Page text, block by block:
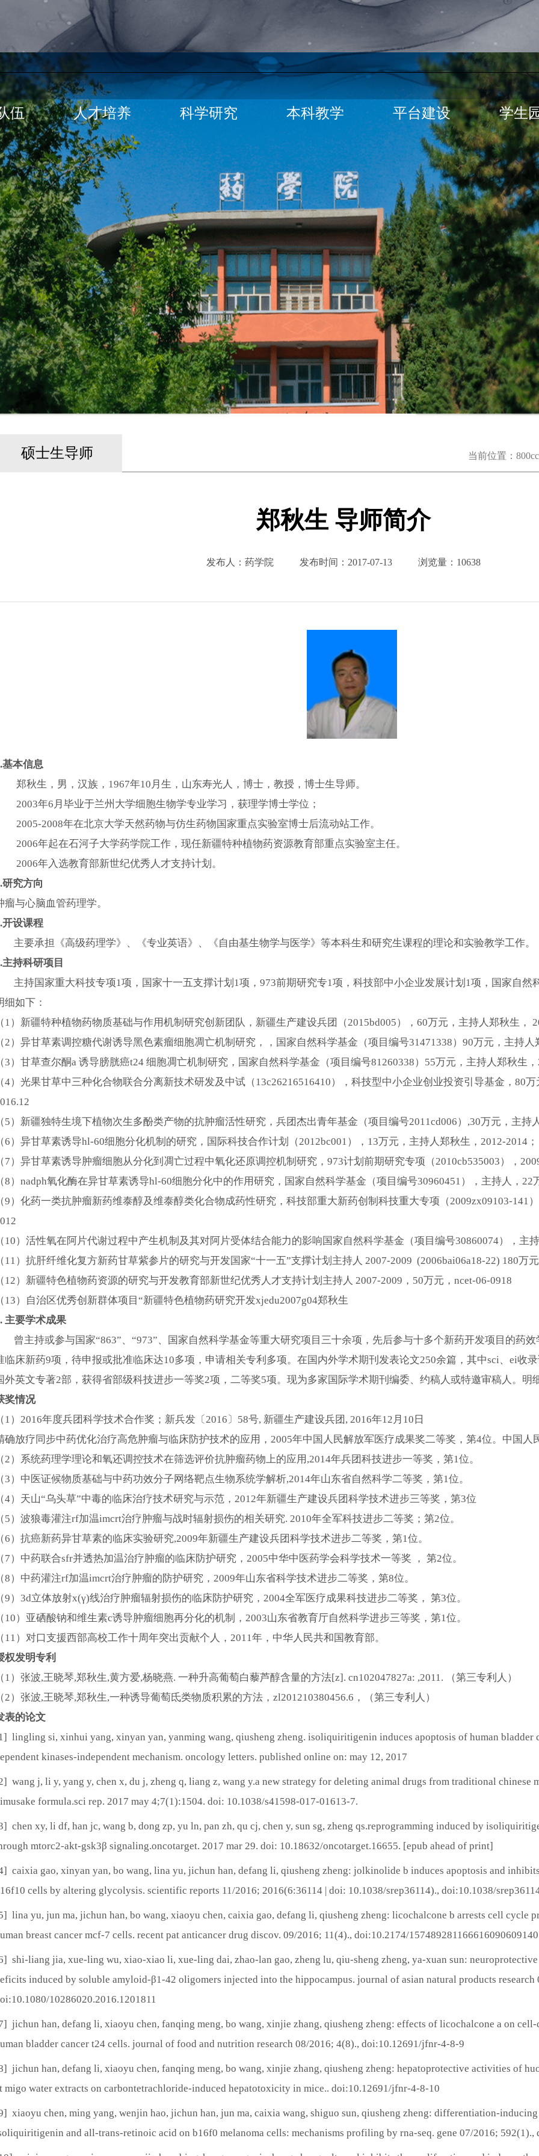
伍 人才培养 科学研究 本科教学 平台建设 学生
硕士生导师 当前位置：
郑秋生 导师简介
发布人： 药学院 发布时间： 2017-07-13 浏览量： 10638
基本信息
郑秋生，男，汉族， 1967年10月生，山东寿光人，博士，教授，博士生导师。
2003年6月毕业于兰州大学细胞生物学专业学习，获理学博士学位；
2005-2008年在北京大学天然药物与仿生药物国家重点实验室博士后流动站工作。
2006年起在石河子大学药学院工作，现任新疆特种植物药资源教育部重点实验室主任。
2006年入选教育部新世纪优秀人才支持计划。
研究方向
瘤与心脑血管药理学。
开设课程
主要承担《高级药理学》、《专业英语》、《自由基生物学与医学》等本科生和研究生课程的理论和实验教学工作。
主持科研项目
主持国家重大科技专项1项，国家十一五支撑计划1项，973前期研究专1项，科技部中小企业发展计划1项，国家自然
细如下：
1）新疆特种植物药物质基础与作用机制研究创新团队，新疆生产建设兵团（2015bd005），60万元，主持人郑秋生，
2）异甘草素调控糖代谢诱导黑色素瘤细胞凋亡机制研究，，国家自然科学基金（项目编号31471338）90万元，主持人
3）甘草查尔酮a 诱导膀胱癌t24 细胞凋亡机制研究，国家自然科学基金（项目编号81260338）55万元，主持人郑秋生
4）光果甘草中三种化合物联合分离新技术研发及中试（13c26216516410），科技型中小企业创业投资引导基金，80
5）新疆独特生境下植物次生多酚类产物的抗肿瘤活性研究，兵团杰出青年基金（项目编号2011cd006）,30万元，主持
6）异甘草素诱导hl-60细胞分化机制的研究，国际科技合作计划（2012bc001），13万元，主持人郑秋生，2012-2014；
7）异甘草素诱导肿瘤细胞从分化到凋亡过程中氧化还原调控机制研究，973计划前期研究专项（2010cb535003），
8）nadph氧化酶在异甘草素诱导hl-60细胞分化中的作用研究，国家自然科学基金（项目编号30960451），主持人，22
9）化药一类抗肿瘤新药维泰醇及维泰醇类化合物成药性研究，科技部重大新药创制科技重大专项（2009zx09103-141
10）活性氧在阿片代谢过程中产生机制及其对阿片受体结合能力的影响国家自然科学基金（项目编号30860074），主
11）抗肝纤维化复方新药甘草紫参片的研究与开发国家“十一五”支撑计划主持人 2007-2009 (2006bai06a18-22) 180万元
12）新疆特色植物药资源的研究与开发教育部新世纪优秀人才支持计划主持人 2007-2009，50万元，ncet-06-0918
13）自治区优秀创新群体项目“新疆特色植物药研究开发xjedu2007g04郑秋生
主要学术成果
曾主持或参与国家“863”、“973”、国家自然科学基金等重大研究项目三十余项，先后参与十多个新药开发项目的药
临床新药9项，待申报或批准临床达10多项，申请相关专利多项。在国内外学术期刊发表论文250余篇，其中sci、ei收
外英文专著2部，获得省部级科技进步一等奖2项，二等奖5项。现为多家国际学术期刊编委、约稿人或特邀审稿人。明
奖情况
1）2016年度兵团科学技术合作奖；新兵发〔2016〕58号, 新疆生产建设兵团, 2016年12月10日
确放疗同步中药优化治疗高危肿瘤与临床防护技术的应用， 2005年中国人民解放军医疗成果奖二等奖，第4位。中国人
2）系统药理学理论和氧还调控技术在筛选评价抗肿瘤药物上的应用,2014年兵团科技进步一等奖，第1位。
3）中医证候物质基础与中药功效分子网络靶点生物系统学解析,2014年山东省自然科学二等奖，第1位。
4）天山“乌头草”中毒的临床治疗技术研究与示范，2012年新疆生产建设兵团科学技术进步三等奖，第3位
5）波狼毒灌注rf加温imcrt治疗肿瘤与战时辐射损伤的相关研究. 2010年全军科技进步二等奖；第2位。
6）抗癌新药异甘草素的临床实验研究,2009年新疆生产建设兵团科学技术进步二等奖，第1位。
7）中药联合sfr并透热加温治疗肿瘤的临床防护研究，2005中华中医药学会科学技术一等奖 ， 第2位。
8）中药灌注rf加温imcrt治疗肿瘤的防护研究，2009年山东省科学技术进步二等奖，第8位。
9）3d立体放射x(γ)线治疗肿瘤辐射损伤的临床防护研究，2004全军医疗成果科技进步二等奖， 第3位。
10）亚硒酸钠和维生素c诱导肿瘤细胞再分化的机制，2003山东省教育厅自然科学进步三等奖，第1位。
11）对口支援西部高校工作十周年突出贡献个人，2011年，中华人民共和国教育部。
权发明专利
1）张波,王晓琴,郑秋生,黄方爱,杨晓燕. 一种升高葡萄白藜芦醇含量的方法[z]. cn102047827a: ,2011. （第三专利人）
2）张波,王晓琴,郑秋生,一种诱导葡萄氐类物质积累的方法，zl201210380456.6，（第三专利人）
表的论文
lingling si, xinhui yang, xinyan yan, yanming wang, qiusheng zheng. isoliquiritigenin induces apoptosis of human bladder
kinases-independent mechanism. oncology letters. published online on: may 12, 2017
wang j, li y, yang y, chen x, du j, zheng q, liang z, wang y.a new strategy for deleting animal drugs from traditional chinese
formula.sci rep. 2017 may 4;7(1):1504. doi: 10.1038/s41598-017-01613-7.
chen xy, li df, han jc, wang b, dong zp, yu ln, pan zh, qu cj, chen y, sun sg, zheng qs.reprogramming induced by
mtorc2-akt-gsk3β signaling.oncotarget. 2017 mar 29. doi: 10.18632/oncotarget.16655. [epub ahead of print]
caixia gao, xinyan yan, bo wang, lina yu, jichun han, defang li, qiusheng zheng: jolkinolide b induces apoptosis and
cells by altering glycolysis. scientific reports 11/2016; 2016(6:36114 | doi: 10.1038/srep36114)., doi:10.1038/
lina yu, jun ma, jichun han, bo wang, xiaoyu chen, caixia gao, defang li, qiusheng zheng: licochalcone b arrests cell cycle
breast cancer mcf-7 cells. recent pat anticancer drug discov. 09/2016; 11(4)., doi:10.2174/
shi-liang jia, xue-ling wu, xiao-xiao li, xue-ling dai, zhao-lan gao, zheng lu, qiu-sheng zheng, ya-xuan sun:
induced by soluble amyloid-β1-42 oligomers injected into the hippocampus. journal of asian natural products research
10286020.2016.1201811
jichun han, defang li, xiaoyu chen, fanqing meng, bo wang, xinjie zhang, qiusheng zheng: effects of licochalcone a on
bladder cancer t24 cells. journal of food and nutrition research 08/2016; 4(8)., doi:10.12691/jfnr-4-8-9
jichun han, defang li, xiaoyu chen, fanqing meng, bo wang, xinjie zhang, qiusheng zheng: hepatoprotective activities of
migo water extracts on carbontetrachloride-induced hepatotoxicity in mice.. doi:10.12691/jfnr-4-8-10
xiaoyu chen, ming yang, wenjin hao, jichun han, jun ma, caixia wang, shiguo sun, qiusheng zheng: differentiation-
and all-trans-retinoic acid on b16f0 melanoma cells: mechanisms profiling by rna-seq. gene 07/2016; 592(1).,